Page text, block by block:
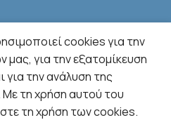
6979331250
cookies για την
για την εξατομίκευση
για την ανάλυση της
τη χρήση αυτού του
τη χρήση των cookies.